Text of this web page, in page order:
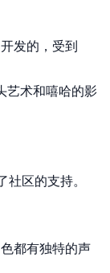
发的，受到
艺术和嘻哈的影
区的支持。
都有独特的声